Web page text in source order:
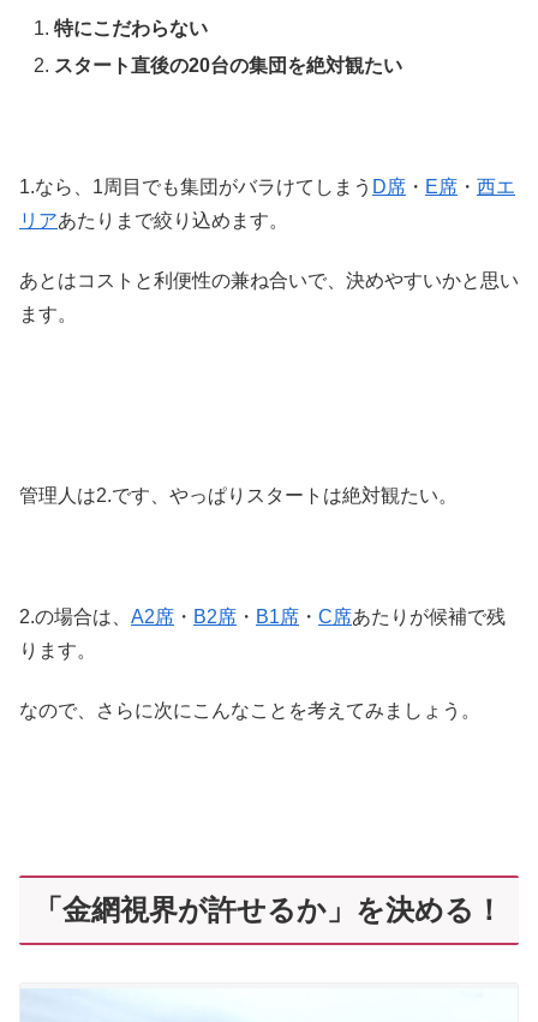
特にこだわらない
スタート直後の20台の集団を絶対観たい
1.なら、1周目でも集団がバラけてしまう D席 ・ E席 ・ 西エ
リアあたりまで絞り込めます。
あとはコストと利便性の兼ね合いで、決めやすいかと思い
ます。
管理人は2.です、やっぱりスタートは絶対観たい。
2.の場合は、 A2席 ・ B2席 ・ B1席 ・ C席あたりが候補で残
ります。
なので、さらに次にこんなことを考えてみましょう。
「金網視界が許せるか」を決める！